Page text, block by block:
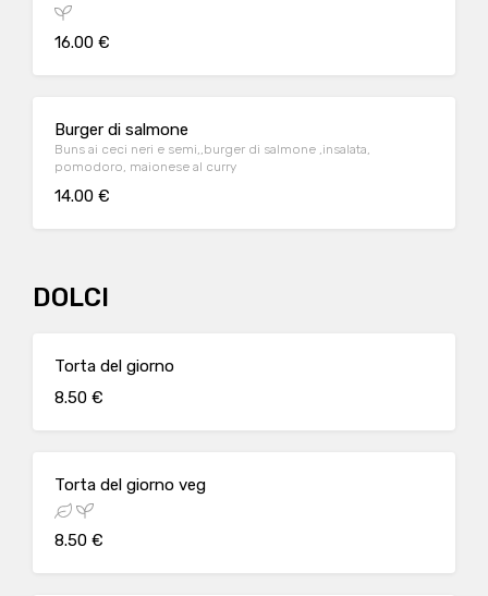
16.00 €
Burger di salmone
Buns ai ceci neri e semi,,burger di salmone ,insalata,
pomodoro, maionese al curry
14.00 €
DOLCI
Torta del giorno
8.50 €
Torta del giorno veg
8.50 €